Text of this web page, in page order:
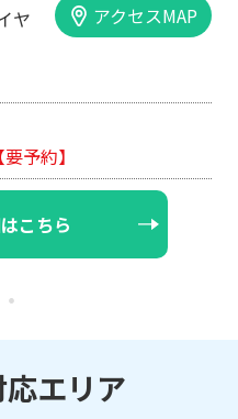
ヤ
アクセスMAP
【要予約】
こちら
エリア